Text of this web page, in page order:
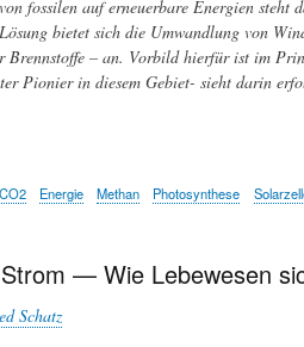
fossilen auf erneuerbare Energien steht
bietet sich die Umwandlung von
Brennstoffe – an. Vorbild hierfür ist im
Pionier in diesem Gebiet- sieht darin
CO2 Energie Methan Photosynthese
— Wie Lebewesen
Schatz